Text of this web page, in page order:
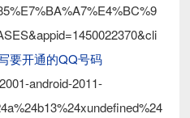
要开通的QQ号码
android-2011-